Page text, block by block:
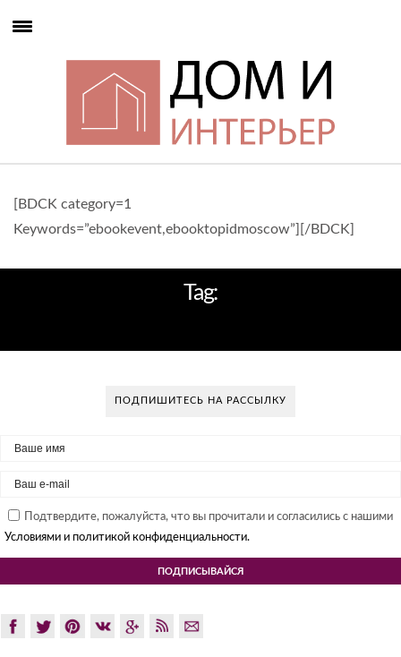
[BDCK category=1
Keywords=”ebookevent,ebooktopidmoscow”][/BDCK]
Tag:
ПОДПИШИТЕСЬ НА РАССЫЛКУ
Подтвердите, пожалуйста, что вы прочитали и согласились с нашими
Условиями и политикой конфиденциальности.